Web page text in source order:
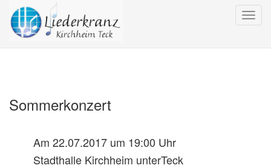
Sommerkonzert
Am 22.07.2017 um 19:00 Uhr
Stadthalle Kirchheim unterTeck